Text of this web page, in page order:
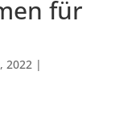
für
2022|